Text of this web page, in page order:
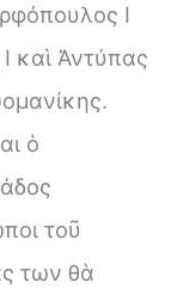
Ι
καὶ Ἀντύπας
ὁ
τοῦ
των θὰ